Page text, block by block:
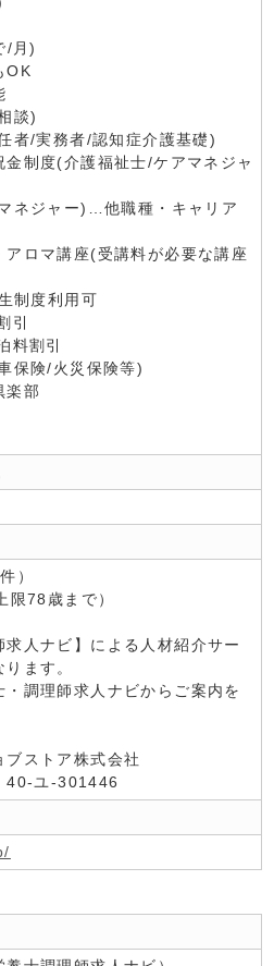
/月)
OK
談)
者/実務者/認知症介護基礎)
制度(介護福祉士/ケアマネジャ
ネジャー)…他職種・キャリア
ロマ講座(受講料が必要な講座
制度利用可
引
料割引
保険/火災保険等)
楽部
）
限78歳まで）
人ナビ】による人材紹介サー
ます。
調理師求人ナビからご案内を
ブストア株式会社
40-ユ-301446